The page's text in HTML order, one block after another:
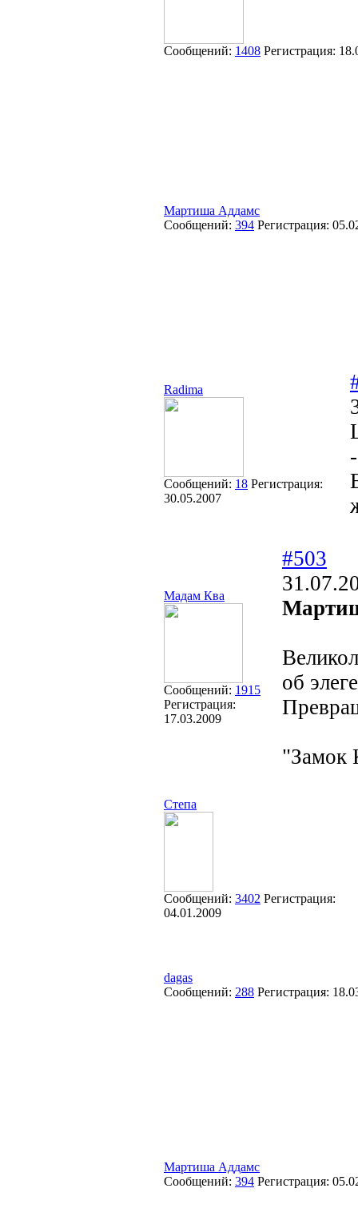
Сообщений: 1408 Регистрация:
Мартиша Аддамс
Сообщений: 394 Регистрация:
Radima
Сообщений: 18 Регистрация:
30.05.2007
Мадам Ква
Сообщений: 1915
Регистрация:
17.03.2009
#503
об
"Замок
Степа
Сообщений: 3402 Регистрация:
04.01.2009
dagas
Сообщений: 288 Регистрация:
Мартиша Аддамс
Сообщений: 394 Регистрация: